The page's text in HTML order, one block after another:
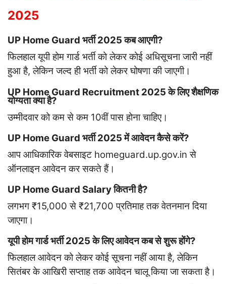
2025
UP Home Guard भर्ती 2025 कब आएगी?
फिलहाल यूपी होम गार्ड भर्ती को लेकर कोई अधिसूचना जारी नहीं
हुआ है, लेकिन जल्द ही भर्ती को लेकर घोषणा की जाएगी।
UP Home Guard Recruitment 2025 के लिए शैक्षणिक
योग्यता क्या है?
उम्मीदवार को कम से कम 10वीं पास होना चाहिए।
UP Home Guard भर्ती 2025 में आवेदन कैसे करें?
आप आधिकारिक वेबसाइट homeguard.up.gov.in से
ऑनलाइन आवेदन कर सकते हैं।
UP Home Guard Salary कितनी है?
लगभग ₹15,000 से ₹21,700 प्रतिमाह तक वेतनमान दिया
जाएगा।
यूपी होम गार्ड भर्ती 2025 के लिए आवेदन कब से शुरू होंगे?
फिलहाल आवेदन को लेकर कोई सूचना नहीं आया है, लेकिन
सितंबर के आखिरी सप्ताह तक आवेदन चालू किया जा सकता है।